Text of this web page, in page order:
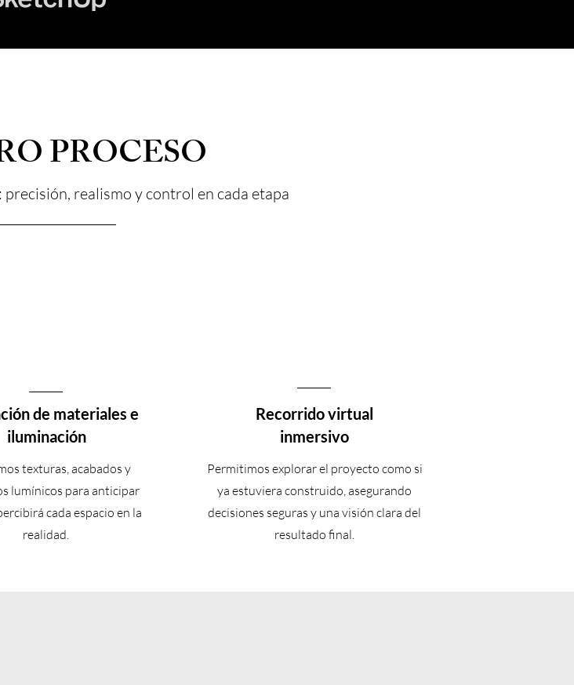
PROCESO
realismo y control en cada etapa
de materiales e
iluminación
texturas, acabados y
lumínicos para anticipar
cada espacio en la
realidad.
Recorrido virtual
inmersivo
Permitimos explorar el proyecto como si
ya estuviera construido, asegurando
decisiones seguras y una visión clara del
resultado final.